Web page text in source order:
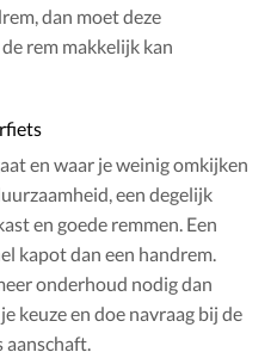
dan moet deze
rem makkelijk kan
en waar je weinig omkijken
een degelijk
en goede remmen. Een
kapot dan een handrem.
onderhoud nodig dan
keuze en doe navraag bij de
aanschaft.